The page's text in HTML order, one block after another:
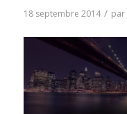
18 septembre 2014 / par